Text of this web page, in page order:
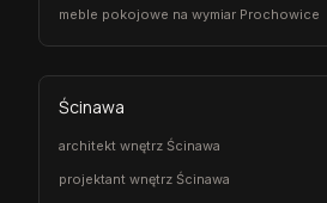
meble pokojowe na wymiar Prochowice
Ścinawa
architekt wnętrz Ścinawa
projektant wnętrz Ścinawa